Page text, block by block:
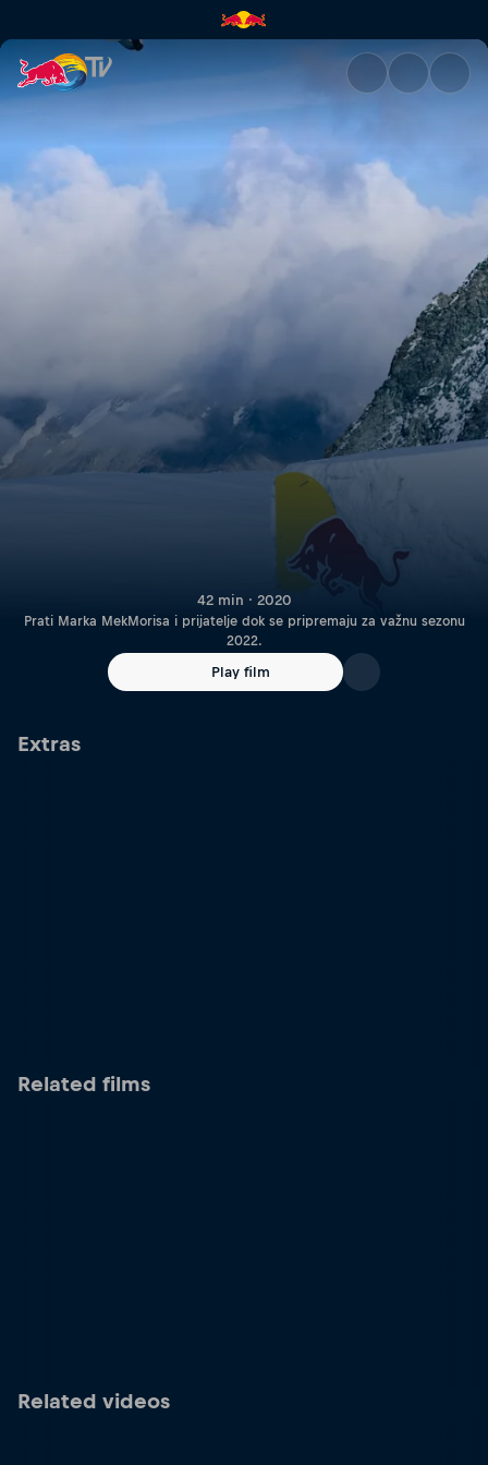
Filmska preporuka | Chasing
42 min · 2020
Prati Marka MekMorisa i prijatelje dok se pripremaju za važnu sezonu
2022.
Play film
Extras
Related films
Related videos